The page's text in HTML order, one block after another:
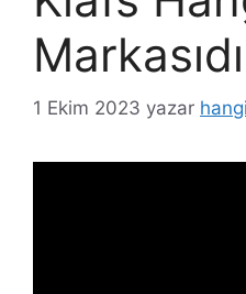
1 Ekim 2023 yazar hangi